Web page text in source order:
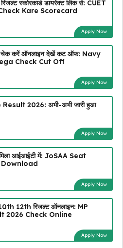
स्कोरकार्ड डायरेक्ट लिंक से: CUET
Kare Scorecard
Apply Now
चेक करें ऑनलाइन देखें कट ऑफ: Navy
Check Cut Off
Apply Now
2026: अभी-अभी जारी हुआ
Apply Now
आईआईटी में: JoSAA Seat
Apply Now
10th 12th रिजल्ट ऑनलाइन: MP
2026 Check Online
Apply Now